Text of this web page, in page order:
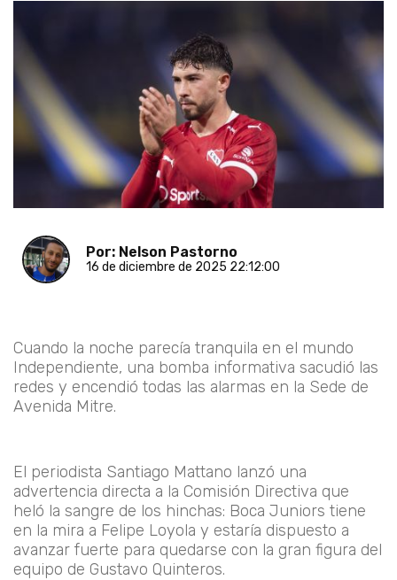
Por: Nelson Pastorno
16 de diciembre de 2025 22:12:00
Cuando la noche parecía tranquila en el mundo
Independiente, una bomba informativa sacudió las
redes y encendió todas las alarmas en la Sede de
Avenida Mitre.
El periodista Santiago Mattano lanzó una
advertencia directa a la Comisión Directiva que
heló la sangre de los hinchas: Boca Juniors tiene
en la mira a Felipe Loyola y estaría dispuesto a
avanzar fuerte para quedarse con la gran figura del
equipo de Gustavo Quinteros.